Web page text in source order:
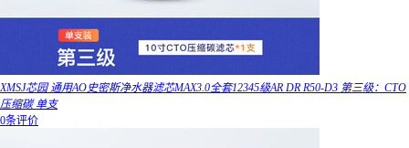
XMSJ芯园 通用AO史密斯净水器滤芯MAX3.0全套12345级AR DR R50-D3 第三级：CTO
压缩碳 单支
0条评价